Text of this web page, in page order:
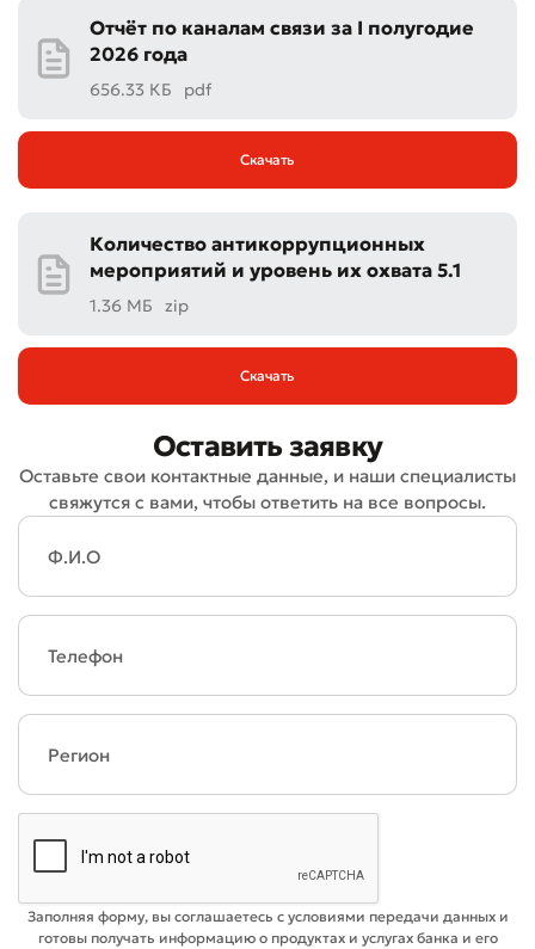
Отчёт по каналам связи за I полугодие
2026 года
656.33 КБ pdf
Скачать
Количество антикоррупционных
мероприятий и уровень их охвата 5.1
1.36 МБ zip
Скачать
Оставить заявку
Оставьте свои контактные данные, и наши специалисты
свяжутся с вами, чтобы ответить на все вопросы.
Заполняя форму, вы соглашаетесь с условиями передачи данных и
готовы получать информацию о продуктах и услугах банка и его